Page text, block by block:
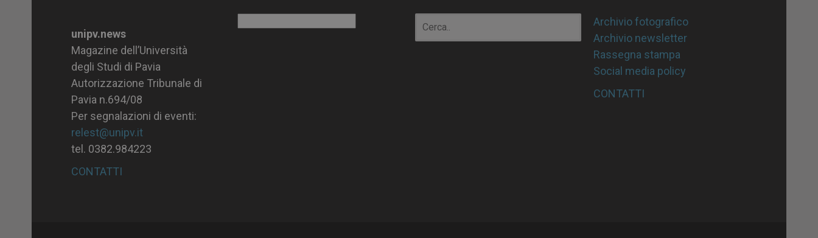
unipv.news
Magazine dell’Università
degli Studi di Pavia
Autorizzazione Tribunale di
Pavia n.694/08
Per segnalazioni di eventi:
relest@unipv.it
tel. 0382.984223
CONTATTI
Archivio fotografico
Archivio newsletter
Rassegna stampa
Social media policy
CONTATTI